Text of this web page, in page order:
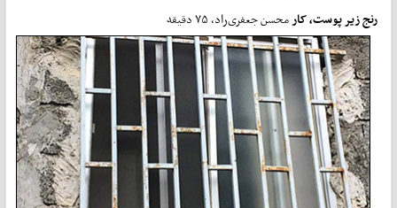
رنج زیر پوست، کارمحسن جعفری‌راد، ۷۵ دقیقه